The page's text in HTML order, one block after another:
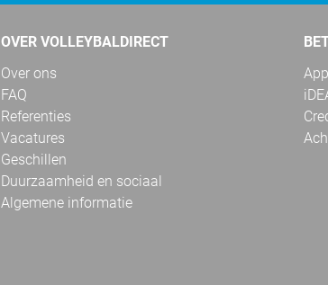
OVER VOLLEYBALDIRECT
Over ons
FAQ
Referenties
Vacatures
Geschillen
Duurzaamheid en sociaal
Algemene informatie